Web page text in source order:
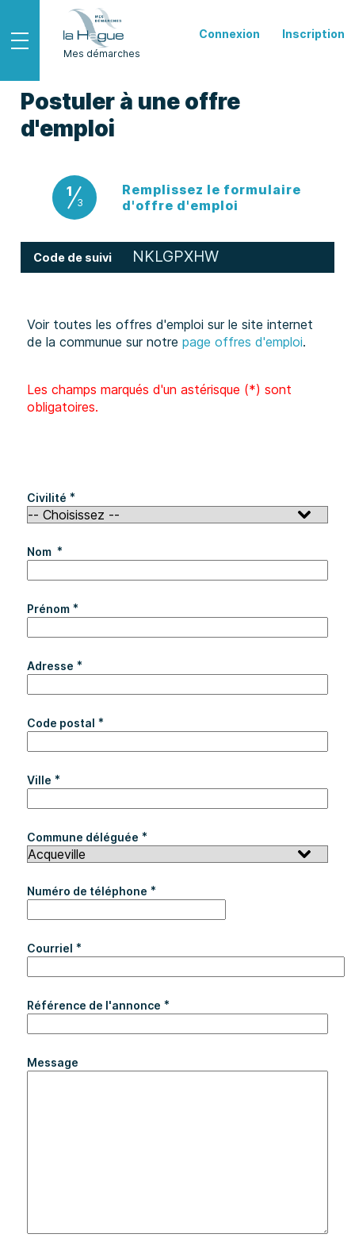
Mes démarches
Connexion Inscription
Ouvrir le menu
Postuler à une offre
d'emploi
Code de suivi NKLGPXHW
1
3
Remplissez le formulaire
d'offre d'emploi
Voir toutes les offres d'emploi sur le site internet
de la communue sur notrepage offres d'emploi.
Les champs marqués d'un astérisque (*) sont
obligatoires.
Civilité *
Nom *
Prénom *
Adresse *
Code postal *
Ville *
Commune déléguée *
Numéro de téléphone *
Courriel *
Référence de l'annonce *
Message